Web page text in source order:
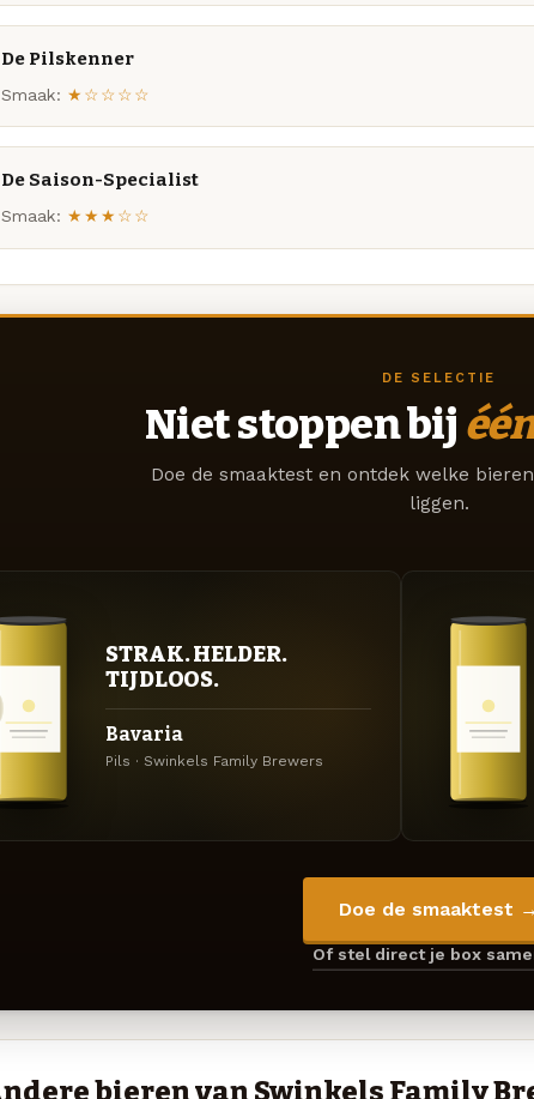
De Pilskenner
Smaak: ★☆☆☆☆
De Saison-Specialist
Smaak: ★★★☆☆
DE SELECTIE
Niet stoppen bij
Doe de smaaktest en ontdek welke
liggen.
STRAK. HELDER.
TIJDLOOS.
Bavaria
Pils · Swinkels Family Brewers
Doe de smaaktest →
Of stel direct je box
bieren van Swinkels Family